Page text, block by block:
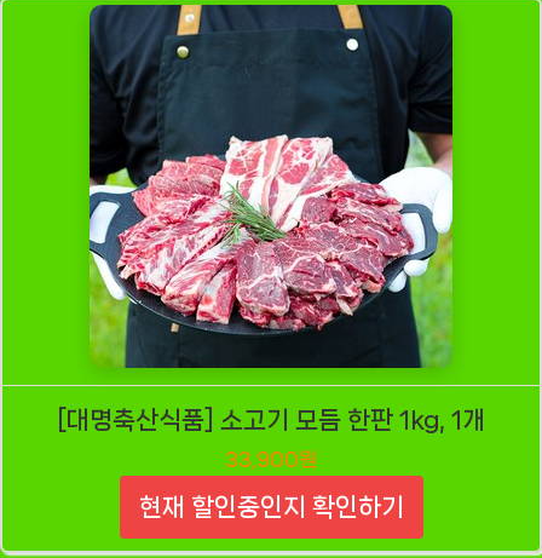
[대명축산식품] 소고기 모듬 한판 1kg, 1개
33,900원
현재 할인중인지 확인하기